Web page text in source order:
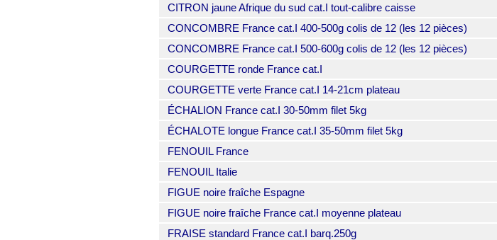
CITRON jaune Afrique du sud cat.I tout-calibre caisse
CONCOMBRE France cat.I 400-500g colis de 12 (les 12 pièces)
CONCOMBRE France cat.I 500-600g colis de 12 (les 12 pièces)
COURGETTE ronde France cat.I
COURGETTE verte France cat.I 14-21cm plateau
ÉCHALION France cat.I 30-50mm filet 5kg
ÉCHALOTE longue France cat.I 35-50mm filet 5kg
FENOUIL France
FENOUIL Italie
FIGUE noire fraîche Espagne
FIGUE noire fraîche France cat.I moyenne plateau
FRAISE standard France cat.I barq.250g